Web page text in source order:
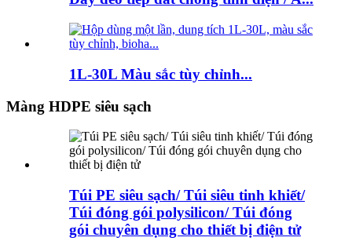
1L-30L Màu sắc tùy chỉnh...
Màng HDPE siêu sạch
Túi PE siêu sạch/ Túi siêu tinh khiết/
Túi đóng gói polysilicon/ Túi đóng
gói chuyên dụng cho thiết bị điện tử